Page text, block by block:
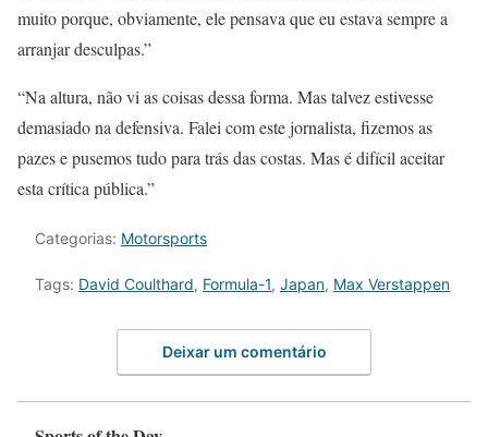
muito porque, obviamente, ele pensava que eu estava sempre a
arranjar desculpas.”
“Na altura, não vi as coisas dessa forma. Mas talvez estivesse
demasiado na defensiva. Falei com este jornalista, fizemos as
pazes e pusemos tudo para trás das costas. Mas é difícil aceitar
esta crítica pública.”
Categorias: Motorsports
Tags: David Coulthard, Formula-1, Japan, Max Verstappen
Deixar um comentário